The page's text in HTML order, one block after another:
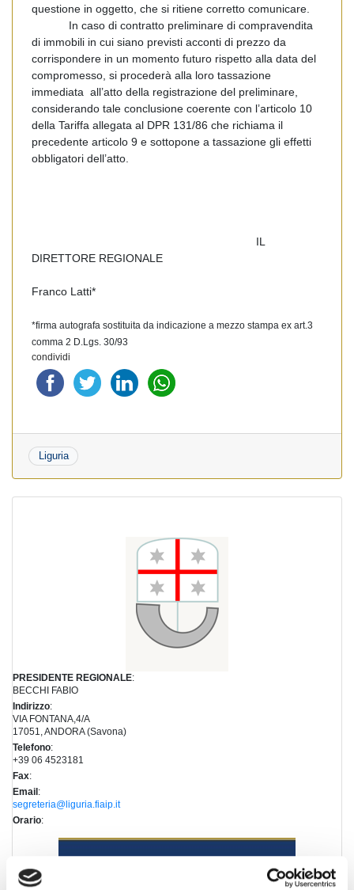
questione in oggetto, che si ritiene corretto comunicare.
In caso di contratto preliminare di compravendita
di immobili in cui siano previsti acconti di prezzo da
corrispondere in un momento futuro rispetto alla data del
compromesso, si procederà alla loro tassazione
immediata all’atto della registrazione del preliminare,
considerando tale conclusione coerente con l’articolo 10
della Tariffa allegata al DPR 131/86 che richiama il
precedente articolo 9 e sottopone a tassazione gli effetti
obbligatori dell’atto.
IL
DIRETTORE REGIONALE
Franco Latti*
*firma autografa sostituita da indicazione a mezzo stampa ex art.3
comma 2 D.Lgs. 30/93
condividi
Liguria
PRESIDENTE REGIONALE:
BECCHI FABIO
Indirizzo:
VIA FONTANA,4/A
17051, ANDORA (Savona)
Telefono:
+39 06 4523181
Fax:
Email:
segreteria@liguria.fiaip.it
Orario: